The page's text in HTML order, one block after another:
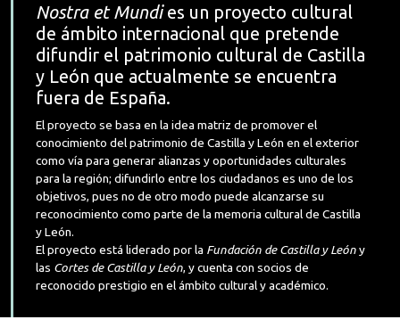
Nostra et Mundies un proyecto cultural
de ámbito internacional que pretende
difundir el patrimonio cultural de Castilla
y León que actualmente se encuentra
fuera de España.
El proyecto se basa en la idea matriz de promover el
conocimiento del patrimonio de Castilla y León en el exterior
como vía para generar alianzas y oportunidades culturales
para la región; difundirlo entre los ciudadanos es uno de los
objetivos, pues no de otro modo puede alcanzarse su
reconocimiento como parte de la memoria cultural de Castilla
y León.
El proyecto está liderado por la Fundación de Castilla y Leóny
las Cortes de Castilla y León, y cuenta con socios de
reconocido prestigio en el ámbito cultural y académico.